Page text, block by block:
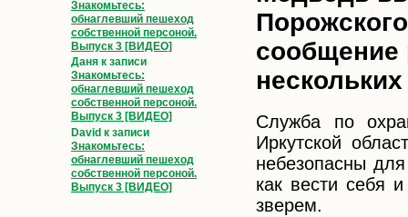
Знакомьтесь:
обнаглевший пешеход
собственной персоной.
Выпуск 3 [ВИДЕО]
Даня к записи
Знакомьтесь:
обнаглевший пешеход
собственной персоной.
Выпуск 3 [ВИДЕО]
David к записи
Знакомьтесь:
обнаглевший пешеход
собственной персоной.
Выпуск 3 [ВИДЕО]
сообщение
Служба по
Иркутской
небезопасны
как вести себя
зверем.